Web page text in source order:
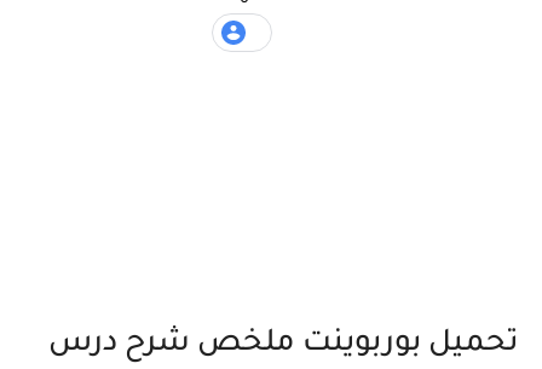
تحميل بوربوينت ملخص شرح درس